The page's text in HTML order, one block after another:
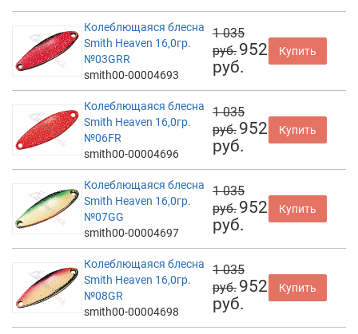
Колеблющаяся блесна
Smith Heaven 16,0гр.
№03GRR
smith00-00004693
1 035
руб. 952
руб.
Купить
Колеблющаяся блесна
Smith Heaven 16,0гр.
№06FR
smith00-00004696
1 035
руб. 952
руб.
Купить
Колеблющаяся блесна
Smith Heaven 16,0гр.
№07GG
smith00-00004697
1 035
руб. 952
руб.
Купить
Колеблющаяся блесна
Smith Heaven 16,0гр.
№08GR
smith00-00004698
1 035
руб. 952
руб.
Купить